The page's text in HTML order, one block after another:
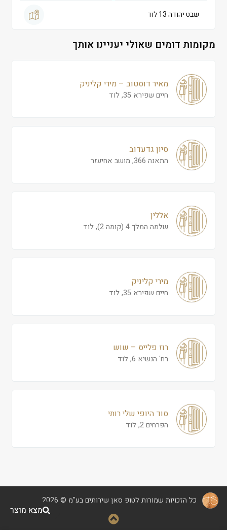
שבט יהודה 13 לוד
מקומות דומים שאולי יעניינו אותך
מאיר דוסטוב – מירי קליניק
חיים שפירא 35, לוד
סיון גדעדוב
התאנה 366, מושב אחיעזר
אללין
שלמה המלך 4 (קומה 2), לוד
מירי קליניק
חיים שפירא 35, לוד
רוז פלייס – שוש
רח' הנשיא 6, לוד
סוד היופי שלי רותי
הפרחים 2, לוד
כל הזכויות שמורות לטופ סאן שירותים בע"מ © 2026
מצא מוצר